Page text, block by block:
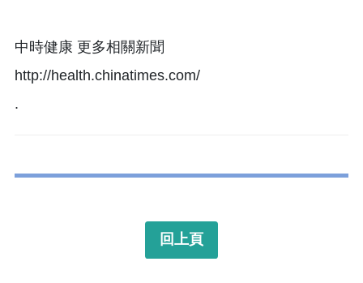
中時健康 更多相關新聞
http://health.chinatimes.com/
.
回上頁